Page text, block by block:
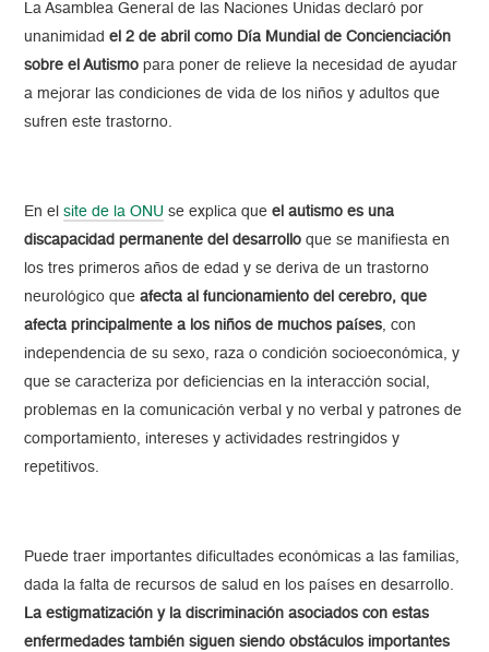
La Asamblea General de las Naciones Unidas declaró por
unanimidadel 2 de abril como Día Mundial de Concienciación
sobre el Autismo para poner de relieve la necesidad de ayudar
a mejorar las condiciones de vida de los niños y adultos que
sufren este trastorno.
En elsite de la ONU se explica que el autismo es una
discapacidad permanente del desarrollo que se manifiesta en
los tres primeros años de edad y se deriva de un trastorno
neurológico queafecta al funcionamiento del cerebro, que
afecta principalmente a los niños de muchos países, con
independencia de su sexo, raza o condición socioeconómica, y
que se caracteriza por deficiencias en la interacción social,
problemas en la comunicación verbal y no verbal y patrones de
comportamiento, intereses y actividades restringidos y
repetitivos.
Puede traer importantes dificultades económicas a las familias,
dada la falta de recursos de salud en los países en desarrollo.
La estigmatización y la discriminación asociados con estas
enfermedades también siguen siendo obstáculos importantes